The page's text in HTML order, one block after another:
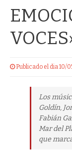
Publicado el dia 10/
Los
Goldín,
Fabián
Mar del
que